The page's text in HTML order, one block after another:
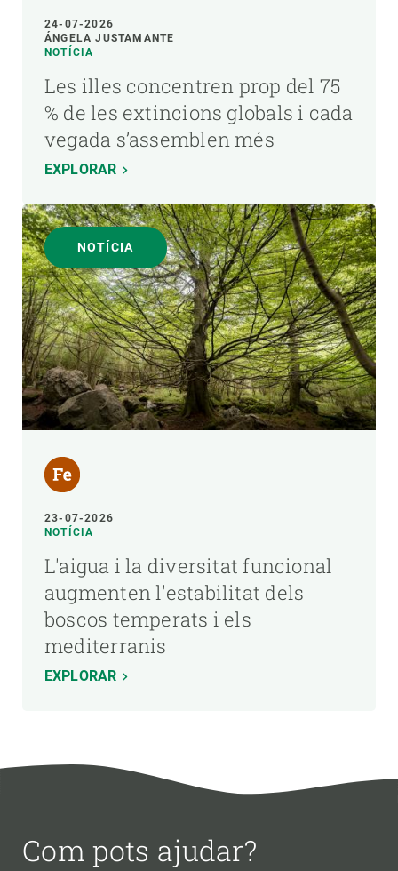
24-07-2026
ÁNGELA JUSTAMANTE
NOTÍCIA
Les illes concentren prop del 75
% de les extincions globals i cada
vegada s’assemblen més
EXPLORAR
NOTÍCIA
23-07-2026
NOTÍCIA
L'aigua i la diversitat funcional
augmenten l'estabilitat dels
boscos temperats i els
mediterranis
EXPLORAR
Com pots ajudar?